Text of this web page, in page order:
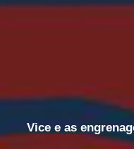
Vice e as